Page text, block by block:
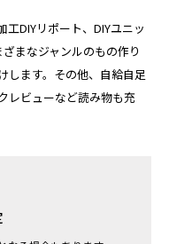
DIYリポート、DIYユニッ
まなジャンルのもの作り
します。その他、自給自足
レビューなど読み物も充